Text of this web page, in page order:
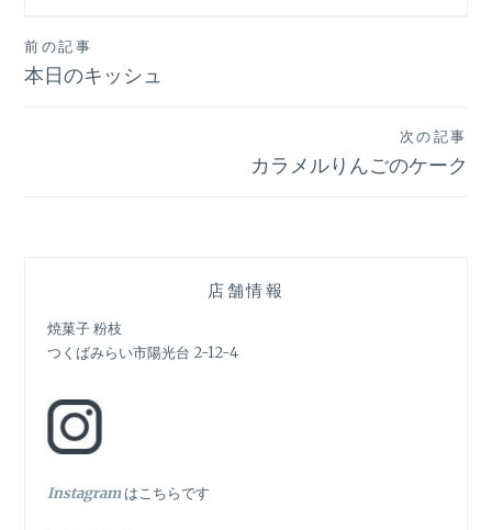
投
稿
ョ
ン
前の記事
本日のキッシュ
次の記事
カラメルりんごのケーク
店舗情報
焼菓子 粉枝
つくばみらい市陽光台 2-12-4
Instagramはこちらです